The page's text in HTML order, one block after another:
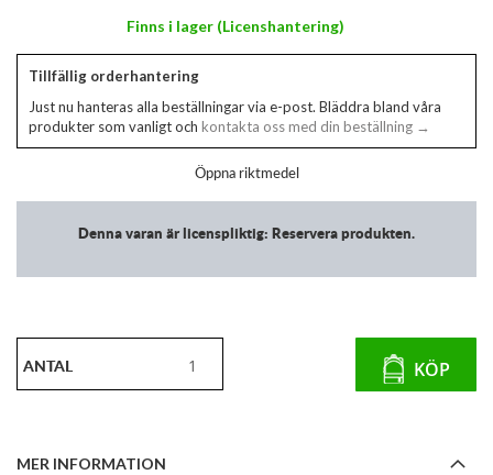
Finns i lager (Licenshantering)
Tillfällig orderhantering
Just nu hanteras alla beställningar via e-post. Bläddra bland våra
produkter som vanligt och kontakta oss med din beställning →
Öppna riktmedel
Denna varan är licenspliktig: Reservera produkten.
ANTAL KÖP
MER INFORMATION